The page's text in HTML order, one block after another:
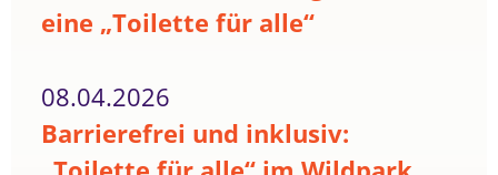
eine „Toilette für alle“
08.04.2026
Barrierefrei und inklusiv: